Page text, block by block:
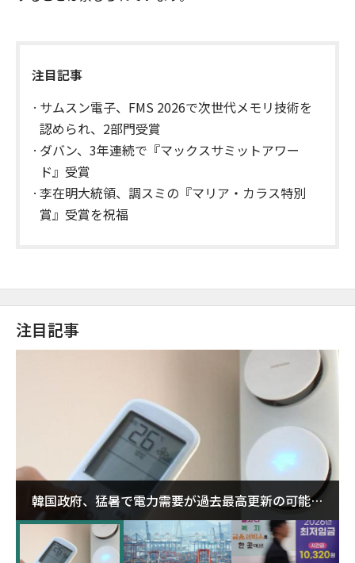
注目記事
サムスン電子、FMS 2026で次世代メモリ技術を
認められ、2部門受賞
ダバン、3年連続で『マックスサミットアワー
ド』受賞
李在明大統領、調スミの『マリア・カラス特別
賞』受賞を祝福
注目記事
韓国政府、猛暑で電力需要が過去最高更新の可能性
に需給対応体制を点検